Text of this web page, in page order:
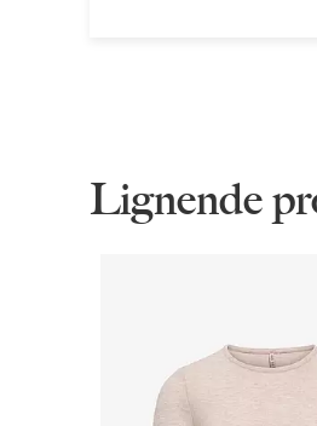
Les mer
Lignende